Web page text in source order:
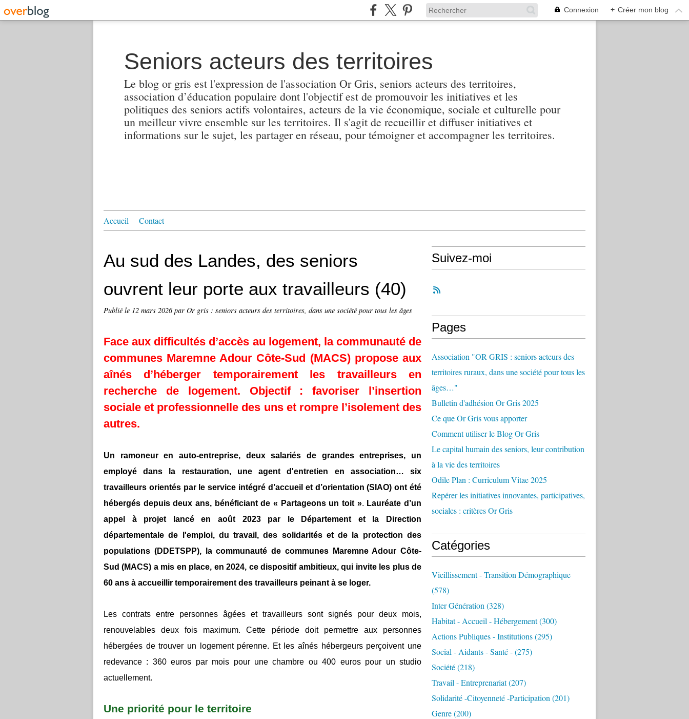
Connexion + Créer mon blog
Seniors acteurs des territoires
Le blog or gris est l'expression de l'association Or Gris, seniors acteurs des territoires,
association d’éducation populaire dont l'objectif est de promouvoir les initiatives et les
politiques des seniors actifs volontaires, acteurs de la vie économique, sociale et culturelle pour
un meilleur vivre ensemble sur les territoires. Il s'agit de recueillir et diffuser initiatives et
informations sur le sujet, les partager en réseau, pour témoigner et accompagner les territoires.
Accueil Contact
Au sud des Landes, des seniors
ouvrent leur porte aux travailleurs (40)
Publié le 12 mars 2026par Or gris : seniors acteurs des territoires, dans une société pour tous les âges
Face aux difficultés d’accès au logement, la communauté de
communes Maremne Adour Côte-Sud (MACS) propose aux
aînés d’héberger temporairement les travailleurs en
recherche de logement. Objectif : favoriser l’insertion
sociale et professionnelle des uns et rompre l’isolement des
autres.
Un ramoneur en auto-entreprise, deux salariés de grandes entreprises, un
employé dans la restauration, une agent d'entretien en association… six
travailleurs orientés par le service intégré d’accueil et d’orientation (SIAO) ont été
hébergés depuis deux ans, bénéficiant de « Partageons un toit ». Lauréate d’un
appel à projet lancé en août 2023 par le Département et la Direction
départementale de l'emploi, du travail, des solidarités et de la protection des
populations (DDETSPP), la communauté de communes Maremne Adour Côte-
Sud (MACS) a mis en place, en 2024, ce dispositif ambitieux, qui invite les plus de
60 ans à accueillir temporairement des travailleurs peinant à se loger.
Les contrats entre personnes âgées et travailleurs sont signés pour deux mois,
renouvelables deux fois maximum. Cette période doit permettre aux personnes
hébergées de trouver un logement pérenne. Et les aînés hébergeurs perçoivent une
redevance : 360 euros par mois pour une chambre ou 400 euros pour un studio
actuellement.
Une priorité pour le territoire
Suivez-moi
Pages
Association "OR GRIS : seniors acteurs des
territoires ruraux, dans une société pour tous les
âges…"
Bulletin d'adhésion Or Gris 2025
Ce que Or Gris vous apporter
Comment utiliser le Blog Or Gris
Le capital humain des seniors, leur contribution
à la vie des territoires
Odile Plan : Curriculum Vitae 2025
Repérer les initiatives innovantes, participatives,
sociales : critères Or Gris
Catégories
Vieillissement - Transition Démographique
(578)
Inter Génération (328)
Habitat - Accueil - Hébergement(300)
Actions Publiques - Institutions(295)
Social - Aidants - Santé -(275)
Société(218)
Travail - Entreprenariat(207)
Solidarité -citoyenneté -participation (201)
Genre(200)